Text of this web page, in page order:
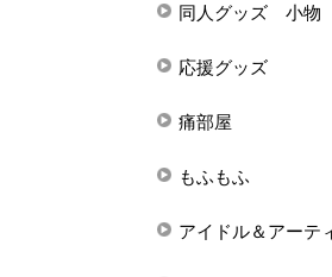
同人グッズ 小物
応援グッズ
痛部屋
もふもふ
アイドル＆アーテ